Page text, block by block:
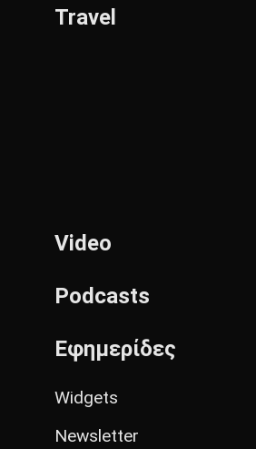
Travel
Video
Podcasts
Εφημερίδες
Widgets
Newsletter